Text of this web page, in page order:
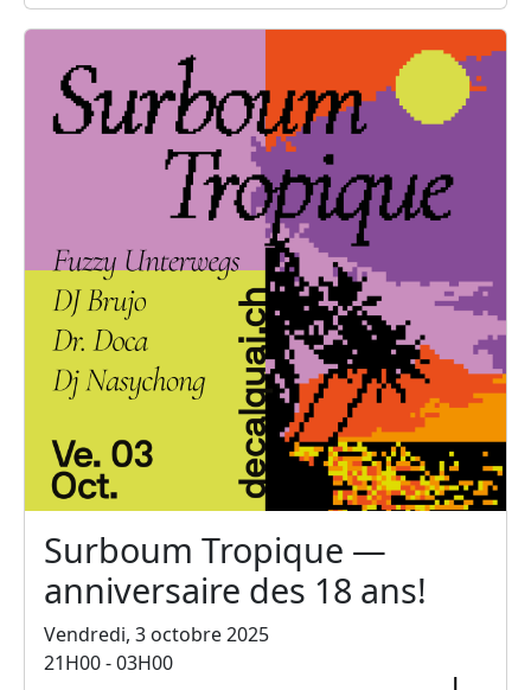
Surboum Tropique —
anniversaire des 18 ans!
Vendredi, 3 octobre 2025
21H00 - 03H00